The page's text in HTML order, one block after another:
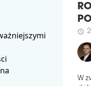
schedule
I
schedule